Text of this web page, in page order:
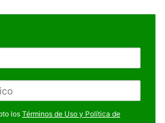
los Términos de Uso y Política de